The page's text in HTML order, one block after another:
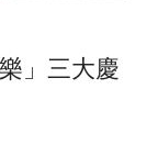
」三大慶